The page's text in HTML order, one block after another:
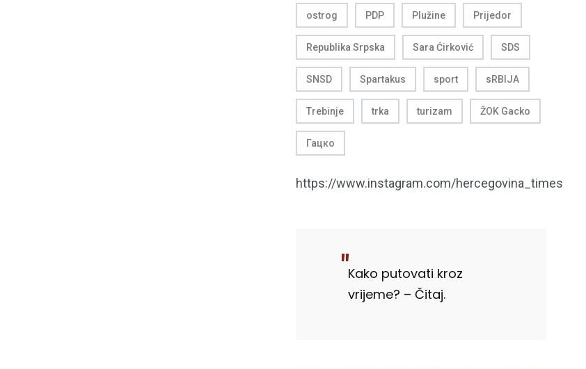
ostrog PDP Plužine Prijedor
Republika Srpska Sara Ćirković SDS
SNSD Spartakus sport sRBIJA
Trebinje trka turizam ŽOK Gacko
Гацко
https://www.instagram.com/hercegovina_times
Kako putovati kroz
vrijeme? – Čitaj.